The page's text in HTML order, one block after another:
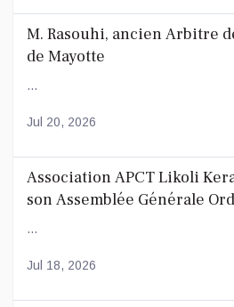
M. Rasouhi, ancien Arbitre
de Mayotte
...
Jul 20, 2026
Association APCT Likoli
son Assemblée Générale
...
Jul 18, 2026